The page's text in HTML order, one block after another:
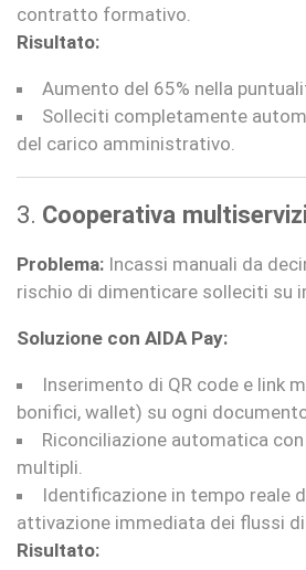
contratto formativo.
Risultato:
Aumento del 65% nella
Solleciti completamente
del carico amministrativo.
3. Cooperativa
Problema: Incassi manuali da
rischio di dimenticare solleciti su
Soluzione con AIDA Pay:
Inserimento di QR code e link
bonifici, wallet) su ogni
Riconciliazione automatica
multipli.
Identificazione in tempo reale
attivazione immediata dei flussi
Risultato: